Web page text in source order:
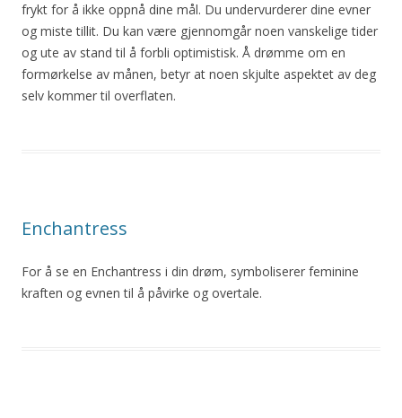
frykt for å ikke oppnå dine mål. Du undervurderer dine evner
og miste tillit. Du kan være gjennomgår noen vanskelige tider
og ute av stand til å forbli optimistisk. Å drømme om en
formørkelse av månen, betyr at noen skjulte aspektet av deg
selv kommer til overflaten.
Enchantress
For å se en Enchantress i din drøm, symboliserer feminine
kraften og evnen til å påvirke og overtale.